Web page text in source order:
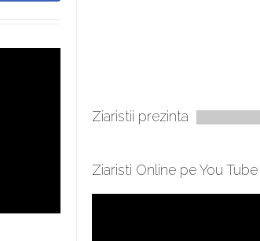
Ziaristii prezinta
Ziaristi Online pe You Tube